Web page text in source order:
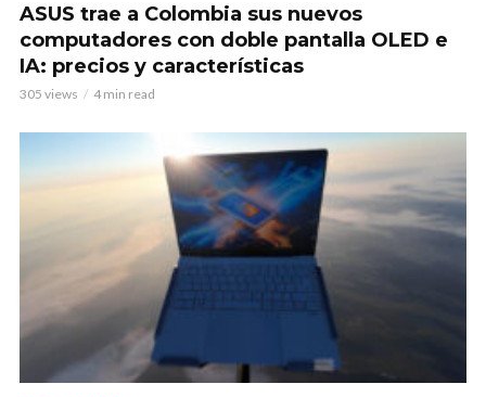
ASUS trae a Colombia sus nuevos
computadores con doble pantalla OLED e
IA: precios y características
305 views 4 min read